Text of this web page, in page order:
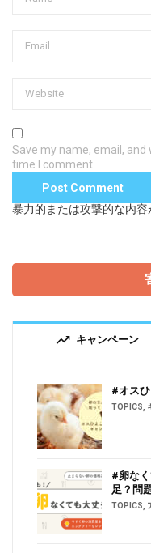
Save my name, email,
time I comment.
暴力的または攻撃的な内
trending_up キャンペーン
#オス
TOPICS
#卵な
足？問
TOPICS